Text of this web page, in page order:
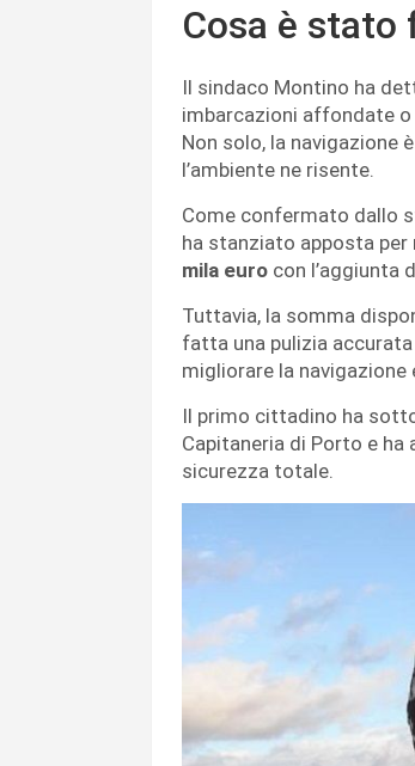
Cosa è
Il sindaco Montino ha
imbarcazioni affondate
Non solo, la navigazione
l’ambiente ne risente.
Come confermato dallo
ha stanziato apposta per
mila euro con l’aggiunta
Tuttavia, la somma
fatta una pulizia
migliorare la navigazione
Il primo cittadino ha
Capitaneria di Porto e ha
sicurezza totale.